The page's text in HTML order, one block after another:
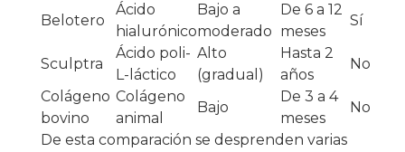
Belotero
Ácido
hialurónico
Bajo a
moderado
De 6 a 12
meses
Sí
Sculptra
Ácido poli-
L-láctico
Alto
(gradual)
Hasta 2
años
No
Colágeno
bovino
Colágeno
animal
Bajo
De 3 a 4
meses
No
De esta comparación se desprenden varias